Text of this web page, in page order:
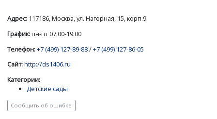
Адрес: 117186, Москва, ул. Нагорная, 15, корп.9
График:пн-пт 07:00-19:00
Телефон:+7 (499) 127-89-88/+7 (499) 127-86-05
Сайт:http://ds1406.ru
Категории:
Детские сады
Сообщить об ошибке